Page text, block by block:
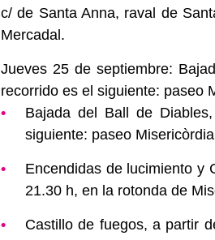
c/ de Santa Anna, raval de
Mercadal.
Jueves 25 de septiembre:
recorrido es el siguiente: paseo
Bajada del Ball de
siguiente: paseo
Encendidas de lucimiento y
21.30 h, en la rotonda de
Castillo de fuegos, a partir